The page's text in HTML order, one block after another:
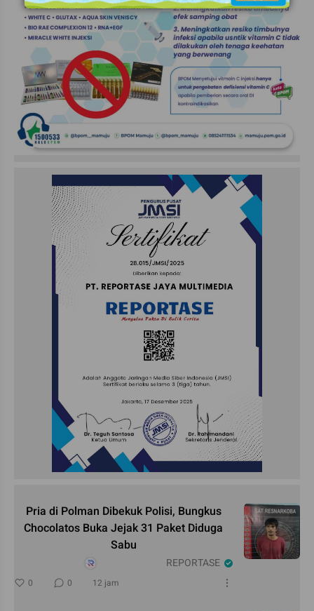
Pria di Polman Dibekuk Polisi, Bungkus
Chocolatos Buka Jejak 31 Paket Diduga
Sabu
REPORTASE
0 0 12 jam